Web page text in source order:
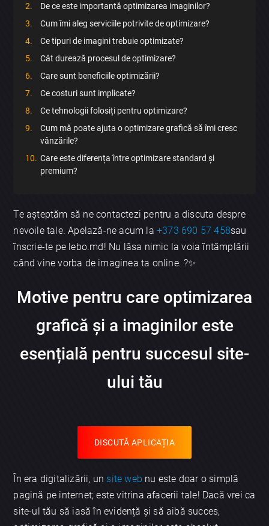
De ce este importantă optimizarea imaginilor?
Cum îmi aleg serviciile potrivite de optimizare?
Ce tipuri de imagini trebuie optimizate?
Cât durează procesul de optimizare?
Care sunt beneficiile optimizării?
Ce costuri sunt implicate?
Ce tehnologii folosiți pentru optimizare?
Cum mă poate ajuta o optimizare grafică să îmi cresc
vânzările?
Care este diferența între optimizare standard și
premium?
Te așteptăm să ne contactezi pentru a discuta despre
nevoile tale. Apelază-ne acum la+373 690 57 458sau
înscrie-te pe lebo.md! Nu lăsa nimic la voia întâmplării
când vine vorba de imaginea ta online. ?✨
Motive pentru care optimizarea
grafică și a imaginilor este
esențială pentru succesul site-
ului tău
DISCUTĂ APLICAȚIA
În era digitalizării, un site web nu este doar o simplă
pagină pe internet; este vitrina afacerii tale! Dacă vrei ca
site-ul tău să iasă în evidență și să aibă succes,
Discută aplicația